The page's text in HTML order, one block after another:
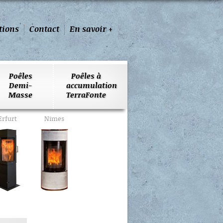
En savoir +
Contact
Poêles
Demi-
Masse
Poêles à
accumulation
TerraFonte
Nimes